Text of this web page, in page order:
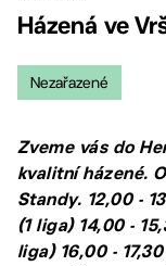
Házená ve
Nezařazené
Zveme vás do
kvalitní házené.
Standy. 12,00 -
(1 liga) 14,00 -
liga) 16,00 -